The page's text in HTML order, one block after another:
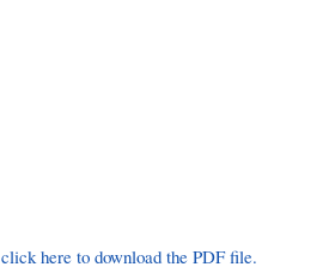
click here to download the PDF file.